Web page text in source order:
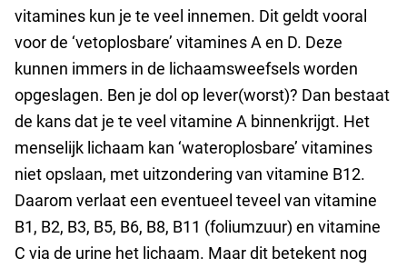
vitamines kun je te veel innemen. Dit geldt vooral
voor de ‘vetoplosbare’ vitamines A en D. Deze
kunnen immers in de lichaamsweefsels worden
opgeslagen. Ben je dol op lever(worst)? Dan bestaat
de kans dat je te veel vitamine A binnenkrijgt. Het
menselijk lichaam kan ‘wateroplosbare’ vitamines
niet opslaan, met uitzondering van vitamine B12.
Daarom verlaat een eventueel teveel van vitamine
B1, B2, B3, B5, B6, B8, B11 (foliumzuur) en vitamine
C via de urine het lichaam. Maar dit betekent nog